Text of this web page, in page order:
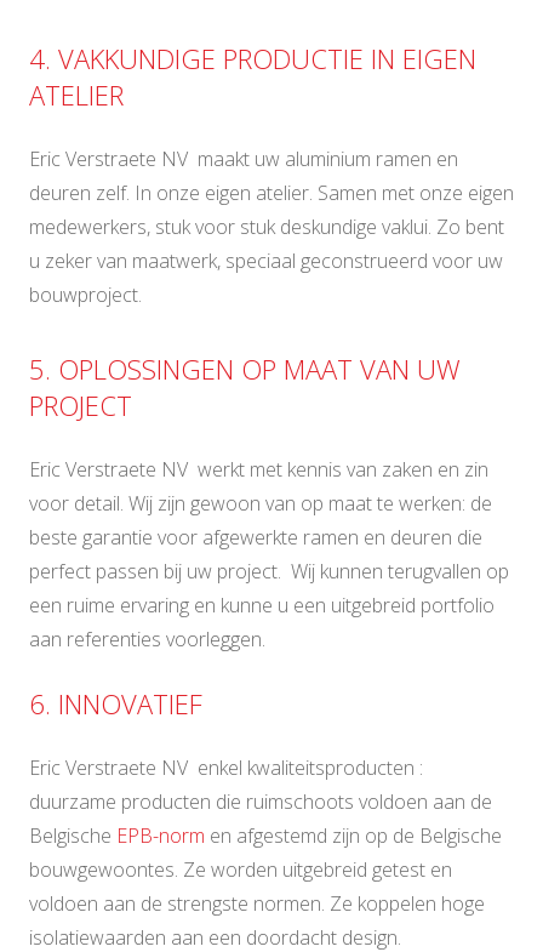
4. VAKKUNDIGE PRODUCTIE IN EIGEN
ATELIER
Eric Verstraete NV maakt uw aluminium ramen en
deuren zelf. In onze eigen atelier. Samen met onze eigen
medewerkers, stuk voor stuk deskundige vaklui. Zo bent
u zeker van maatwerk, speciaal geconstrueerd voor uw
bouwproject.
5. OPLOSSINGEN OP MAAT VAN UW
PROJECT
Eric Verstraete NV werkt met kennis van zaken en zin
voor detail. Wij zijn gewoon van op maat te werken: de
beste garantie voor afgewerkte ramen en deuren die
perfect passen bij uw project. Wij kunnen terugvallen op
een ruime ervaring en kunne u een uitgebreid portfolio
aan referenties voorleggen.
6. INNOVATIEF
Eric Verstraete NV enkel kwaliteitsproducten :
duurzame producten die ruimschoots voldoen aan de
Belgische EPB-norm en afgestemd zijn op de Belgische
bouwgewoontes. Ze worden uitgebreid getest en
voldoen aan de strengste normen. Ze koppelen hoge
isolatiewaarden aan een doordacht design.